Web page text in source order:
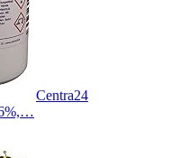
Centra24